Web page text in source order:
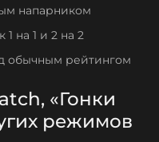
напарником
на 1 и 2 на 2
обычным рейтингом
«Гонки
режимов